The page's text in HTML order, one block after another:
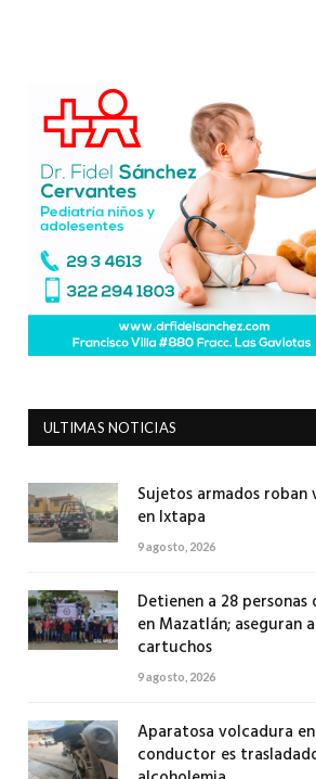
ULTIMAS NOTICIAS
Sujetos armados
en Ixtapa
9 agosto, 2026
Detienen a 28
en Mazatlán; aseguran
cartuchos
9 agosto, 2026
Aparatosa volcadura
conductor es